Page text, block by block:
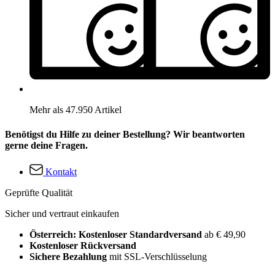
Mehr als 47.950 Artikel
Benötigst du Hilfe zu deiner Bestellung? Wir beantworten
gerne deine Fragen.
Kontakt
Geprüfte Qualität
Sicher und vertraut einkaufen
Österreich: Kostenloser Standardversand ab € 49,90
Kostenloser Rückversand
Sichere Bezahlung mit SSL-Verschlüsselung